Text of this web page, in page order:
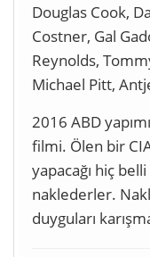
Douglas Cook,
Costner, Gal
Reynolds,
Michael Pitt,
2016 ABD
filmi. Ölen bir CIA
yapacağı hiç
naklederler.
duyguları